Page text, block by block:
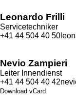
Leonardo Frilli
Servicetechniker
+41 44 504 40 50
Nevio Zampieri
Leiter Innendienst
+41 44 504 40 42
Download vCard